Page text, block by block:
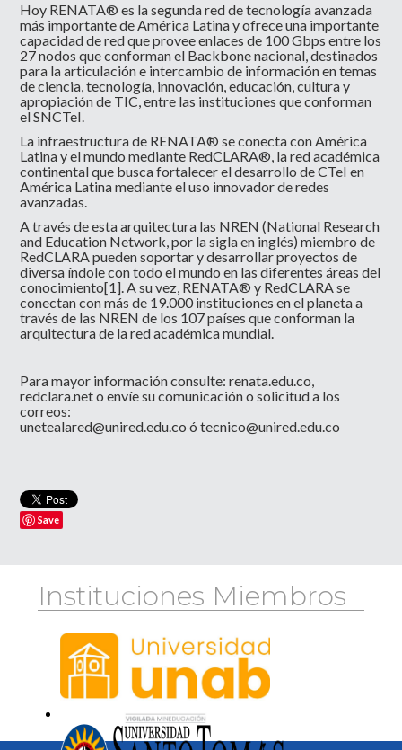
Hoy RENATA® es la segunda red de tecnología avanzada
más importante de América Latina y ofrece una importante
capacidad de red que provee enlaces de 100 Gbps entre los
27 nodos que conforman el Backbone nacional, destinados
para la articulación e intercambio de información en temas
de ciencia, tecnología, innovación, educación, cultura y
apropiación de TIC, entre las instituciones que conforman
el SNCTeI.
La infraestructura de RENATA® se conecta con América
Latina y el mundo mediante RedCLARA®, la red académica
continental que busca fortalecer el desarrollo de CTeI en
América Latina mediante el uso innovador de redes
avanzadas.
A través de esta arquitectura las NREN (National Research
and Education Network, por la sigla en inglés) miembro de
RedCLARA pueden soportar y desarrollar proyectos de
diversa índole con todo el mundo en las diferentes áreas del
conocimiento[1]. A su vez, RENATA® y RedCLARA se
conectan con más de 19.000 instituciones en el planeta a
través de las NREN de los 107 países que conforman la
arquitectura de la red académica mundial.
Para mayor información consulte: renata.edu.co,
redclara.net oenvíe su comunicación o solicitud a los
correos:
unetealared@unired.edu.co ótecnico@unired.edu.co
Save
Instituciones Miembros